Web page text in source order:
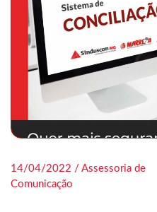
14/04/2022 / Assessoria de
Comunicação